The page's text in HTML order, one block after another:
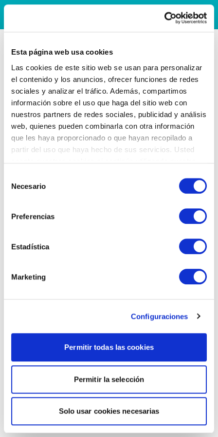
Esta página web usa cookies
Las cookies de este sitio web se usan para personalizar
el contenido y los anuncios, ofrecer funciones de redes
sociales y analizar el tráfico. Además, compartimos
información sobre el uso que haga del sitio web con
nuestros partners de redes sociales, publicidad y análisis
web, quienes pueden combinarla con otra información
que les haya proporcionado o que hayan recopilado a
partir del uso que haya hecho de sus servicios. Usted
Necesario
Preferencias
Estadística
Marketing
Configuraciones
Permitir todas las cookies
Permitir la selección
Solo usar cookies necesarias